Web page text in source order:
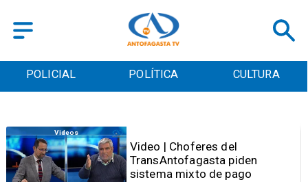
POLICIAL POLÍTICA CULTURA
Videos
Video | Choferes del
TransAntofagasta piden
sistema mixto de pago